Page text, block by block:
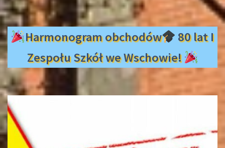
Harmonogram obchodów
80 lat I
Zespołu Szkół we Wschowie!